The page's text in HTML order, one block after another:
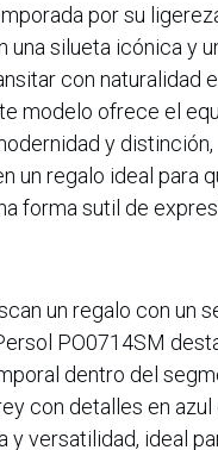
por su
una silueta icónica y
con naturalidad
modelo ofrece el
y distinción,
un regalo ideal para
forma sutil de
un regalo con un
PO0714SM
dentro del
con detalles en
y versatilidad, ideal